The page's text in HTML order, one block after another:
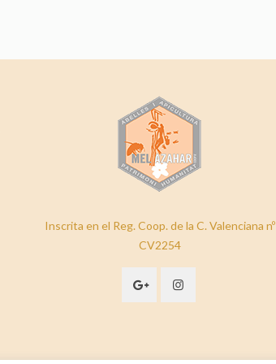
Inscrita en el Reg. Coop. de la C. Valenciana nº
CV2254